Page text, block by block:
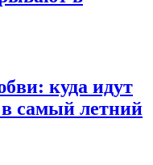
куда идут
в самый летний